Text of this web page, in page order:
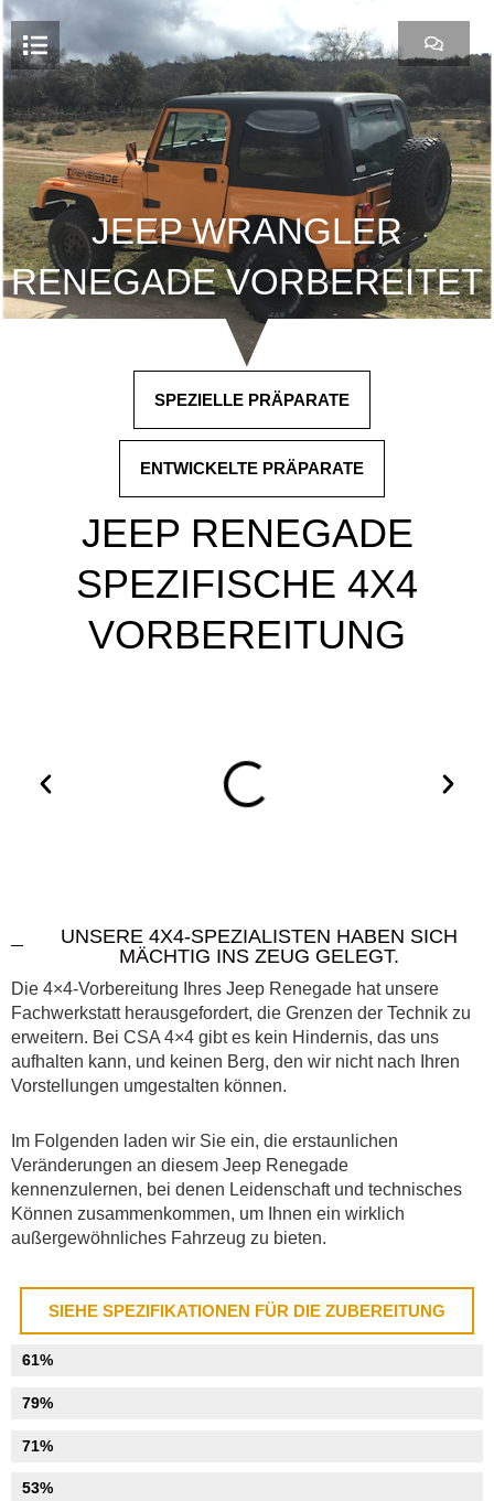
Zum
Inhalt
springen
JEEP WRANGLER
RENEGADE VORBEREITET
SPEZIELLE PRÄPARATE
ENTWICKELTE PRÄPARATE
JEEP RENEGADE
SPEZIFISCHE 4X4
VORBEREITUNG
UNSERE 4X4-SPEZIALISTEN HABEN SICH
MÄCHTIG INS ZEUG GELEGT.
Die 4×4-Vorbereitung Ihres Jeep Renegade hat unsere
Fachwerkstatt herausgefordert, die Grenzen der Technik zu
erweitern. Bei CSA 4×4 gibt es kein Hindernis, das uns
aufhalten kann, und keinen Berg, den wir nicht nach Ihren
Vorstellungen umgestalten können.
Im Folgenden laden wir Sie ein, die erstaunlichen
Veränderungen an diesem Jeep Renegade
kennenzulernen, bei denen Leidenschaft und technisches
Können zusammenkommen, um Ihnen ein wirklich
außergewöhnliches Fahrzeug zu bieten.
SIEHE SPEZIFIKATIONEN FÜR DIE ZUBEREITUNG
Aufhängung
61%
Restaurierung
79%
Körperarbeit
71%
Beleuchtung
53%